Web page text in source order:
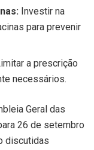
Investir na
para prevenir
a prescrição
necessários.
Geral das
26 de setembro
discutidas